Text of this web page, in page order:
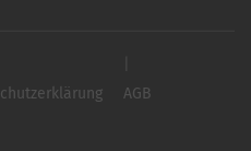
AGB